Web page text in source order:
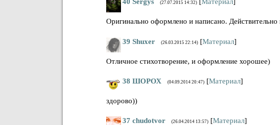
(27.07.2015 14:32)
Оригинально оформлено и написано. Действительно
39 Shuxer (26.03.2015 22:14) [Материал]
Отличное стихотворение, и оформление хорошее)
38 ШОРОХ (04.09.2014 20:47) [Материал]
здорово))
37 chudotvor (26.04.2014 13:57) [Материал]